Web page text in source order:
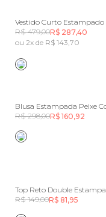
R$ 479,00R$ 287,40
ou 2x de R$ 143,70
Blusa Estampada Peixe
R$ 298,00R$ 160,92
R$ 149,00R$ 81,95